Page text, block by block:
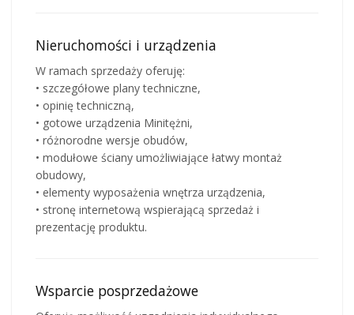
Nieruchomości i urządzenia
W ramach sprzedaży oferuję:
• szczegółowe plany techniczne,
• opinię techniczną,
• gotowe urządzenia Minitężni,
• różnorodne wersje obudów,
• modułowe ściany umożliwiające łatwy montaż
obudowy,
• elementy wyposażenia wnętrza urządzenia,
• stronę internetową wspierającą sprzedaż i
prezentację produktu.
Wsparcie posprzedażowe